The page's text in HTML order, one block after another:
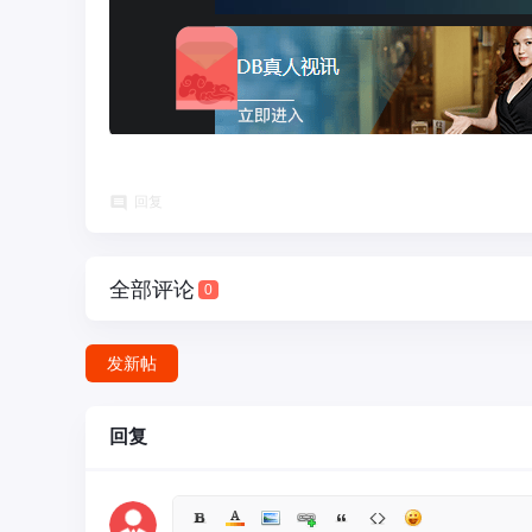
回复
全部评论 0
发新帖
回复